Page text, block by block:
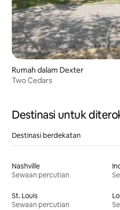
Rumah dalam Dexter
Two Cedars
Destinasi untuk
Destinasi berdekatan
Nashville
Sewaan percutian
St. Louis
Sewaan percutian